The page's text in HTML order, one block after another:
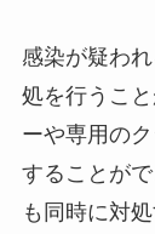
感染が疑わ
処を行うこ
ーや専用の
することが
も同時に対